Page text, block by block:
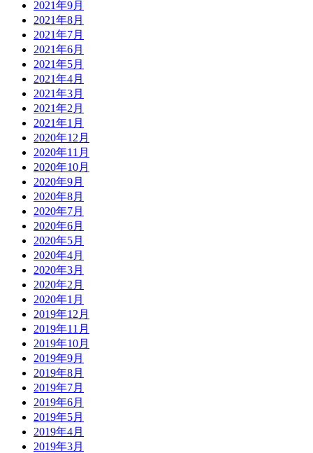
2021年9月
2021年8月
2021年7月
2021年6月
2021年5月
2021年4月
2021年3月
2021年2月
2021年1月
2020年12月
2020年11月
2020年10月
2020年9月
2020年8月
2020年7月
2020年6月
2020年5月
2020年4月
2020年3月
2020年2月
2020年1月
2019年12月
2019年11月
2019年10月
2019年9月
2019年8月
2019年7月
2019年6月
2019年5月
2019年4月
2019年3月